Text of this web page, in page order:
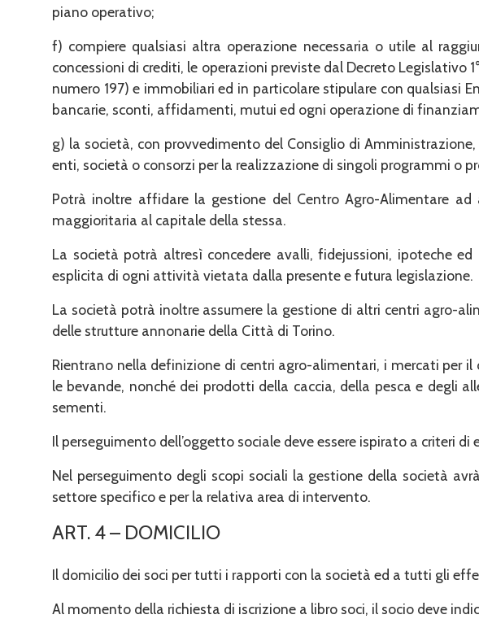
piano operativo;
f) compiere qualsiasi altra operazione necessaria o utile al
concessio­ni di crediti, le operazioni previste dal Decreto Legislativo
numero 197) e immobiliari ed in particolare stipulare con qualsiasi
bancarie, sconti, affidamenti, mutui ed ogni operazione di
g) la società, con provvedimento del Consiglio di
enti, so­cietà o consorzi per la realizzazione di singoli programmi o
Potrà inoltre affidare la gestione del Centro Agro-Alimentare
maggioritaria al capitale della stessa.
La società potrà altresì concedere avalli, fidejussioni, ipoteche
esplicita di ogni attività vietata dalla presente e futura legislazione.
La società potrà inoltre assumere la gestione di altri centri agro-
delle struttu­re annonarie della Città di Torino.
Rientrano nella definizione di centri agro-alimentari, i mercati per
le be­vande, nonché dei prodotti della caccia, della pesca e degli
sementi.
Il perseguimento dell’oggetto sociale deve essere ispirato a criteri di
Nel perseguimento degli scopi sociali la gestione della società
settore specifico e per la relativa area di intervento.
ART. 4 – DOMICILIO
Il domicilio dei soci per tutti i rapporti con la società ed a tutti gli
Al momento della richiesta di iscrizione a libro soci, il socio deve